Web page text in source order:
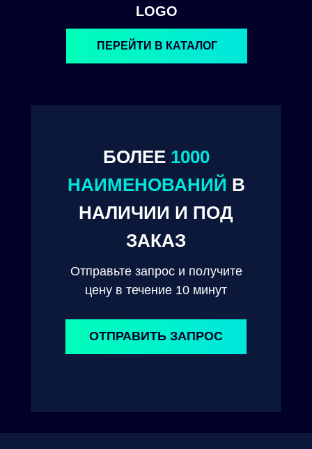
ОТПРАВИТЬ ЗАПРОС
БОЛЕЕ 1000
НАИМЕНОВАНИЙ В
НАЛИЧИИ И ПОД
ЗАКАЗ
Отправьте запрос и получите
цену в течение 10 минут
LOGO
ПЕРЕЙТИ В КАТАЛОГ
© 2024. ООО "Технокам Инжиниринг"